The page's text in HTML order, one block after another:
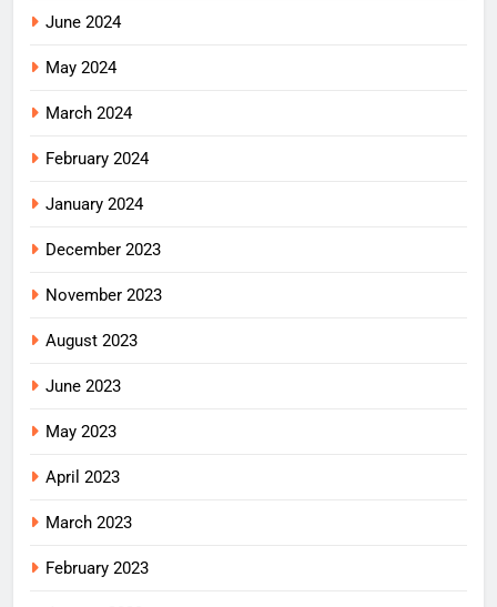
June 2024
May 2024
March 2024
February 2024
January 2024
December 2023
November 2023
August 2023
June 2023
May 2023
April 2023
March 2023
February 2023